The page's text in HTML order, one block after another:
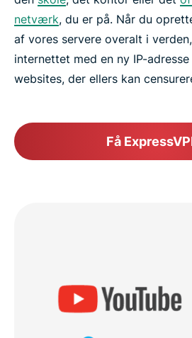
netværk, du er på. Når du
af vores servere overalt i
internettet med en ny IP-
websites, der ellers kan
Få